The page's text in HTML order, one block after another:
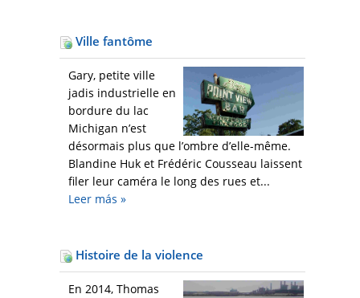
Ville fantôme
Gary, petite ville
jadis industrielle en
bordure du lac
Michigan n’est
désormais plus que l’ombre d’elle-même.
Blandine Huk et Frédéric Cousseau laissent
filer leur caméra le long des rues et...
Leer más »
Histoire de la violence
En 2014, Thomas